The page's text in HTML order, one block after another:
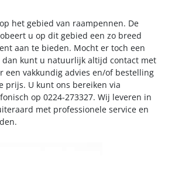
het gebied van raampennen. De
u op dit gebied een zo breed
aan te bieden. Mocht er toch een
kunt u natuurlijk altijd contact met
een vakkundig advies en/of bestelling
prijs. U kunt ons bereiken via
op 0224-273327. Wij leveren in
met professionele service en